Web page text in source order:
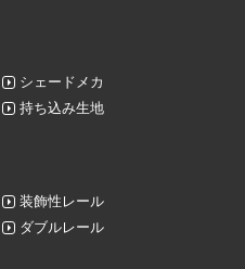
シェードメカ
持ち込み生地
装飾性レール
ダブルレール